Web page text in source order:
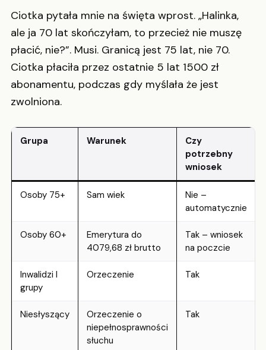
Ciotka pytała mnie na święta wprost. „Halinka,
ale ja 70 lat skończyłam, to przecież nie muszę
płacić, nie?”. Musi. Granicą jest 75 lat, nie 70.
Ciotka płaciła przez ostatnie 5 lat 1500 zł
abonamentu, podczas gdy myślała że jest
zwolniona.
Grupa Warunek
Czy
potrzebny
wniosek
Osoby 75+ Sam wiek
Nie –
automatycznie
Osoby 60+
Emerytura do
4079,68 zł brutto
Tak – wniosek
na poczcie
Inwalidzi I
grupy
Orzeczenie Tak
Niesłyszący
Orzeczenie o
niepełnosprawności
słuchu
Tak